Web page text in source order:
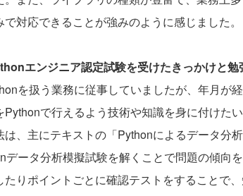
で対応できることが強みのように感じました。
エンジニア認定試験を受けたきっかけと勉
を扱う業務に従事していましたが、年月が
Pythonで行えるよう技術や知識を身に付けた
は、主にテキストの「Pythonによるデータ分
データ分析模擬試験を解くことで問題の傾向
たりポイントごとに確認テストをすることで、